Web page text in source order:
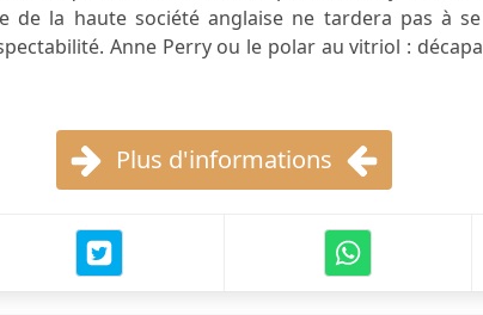
de la haute société anglaise ne tardera pas à
Anne Perry ou le polar au vitriol :
Plus d'informations